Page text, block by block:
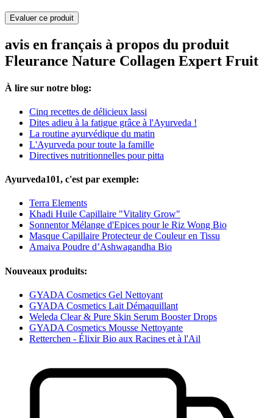
Evaluer ce produit
avis en français à propos du produit
Fleurance Nature Collagen Expert Fruit
À lire sur notre blog:
Cinq recettes de délicieux lassi
Dites adieu à la fatigue grâce à l'Ayurveda !
La routine ayurvédique du matin
L'Ayurveda pour toute la famille
Directives nutritionnelles pour pitta
Ayurveda101, c'est par exemple:
Terra Elements
Khadi Huile Capillaire "Vitality Grow"
Sonnentor Mélange d'Epices pour le Riz Wong Bio
Masque Capillaire Protecteur de Couleur en Tissu
Amaiva Poudre d’Ashwagandha Bio
Nouveaux produits:
GYADA Cosmetics Gel Nettoyant
GYADA Cosmetics Lait Démaquillant
Weleda Clear & Pure Skin Serum Booster Drops
GYADA Cosmetics Mousse Nettoyante
Retterchen - Élixir Bio aux Racines et à l'Ail